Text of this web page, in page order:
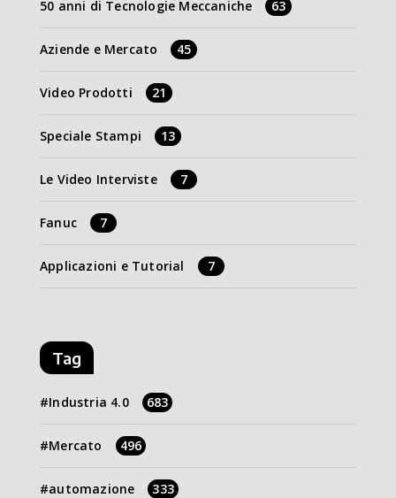
50 anni di Tecnologie Meccaniche 63
Aziende e Mercato 45
Video Prodotti 21
Speciale Stampi 13
Le Video Interviste 7
Fanuc 7
Applicazioni e Tutorial 7
Tag
Industria 4.0 683
Mercato 496
automazione 333